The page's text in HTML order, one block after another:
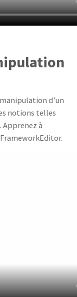
d’un
notions telles
Apprenez à